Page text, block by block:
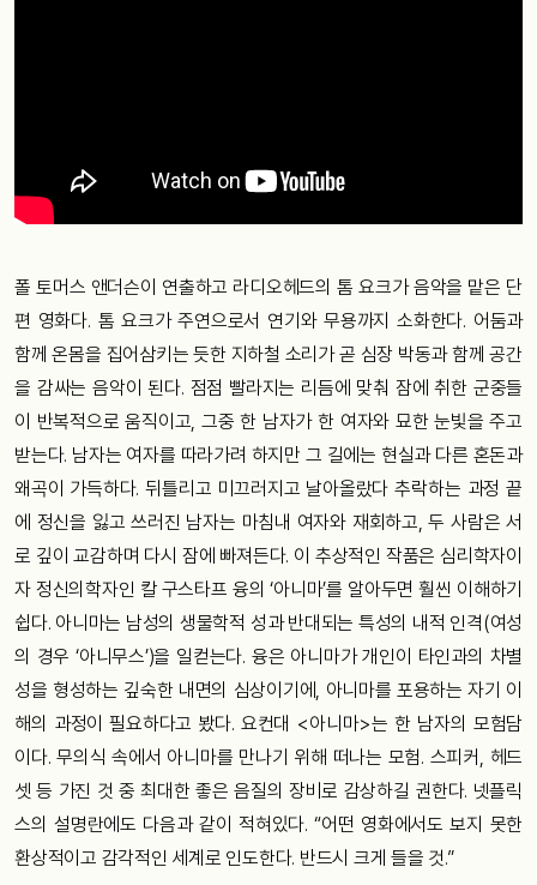
폴 토머스 앤더슨이 연출하고 라디오헤드의 톰 요크가 음악을 맡은 단
편 영화다. 톰 요크가 주연으로서 연기와 무용까지 소화한다. 어둠과
함께 온몸을 집어삼키는 듯한 지하철 소리가 곧 심장 박동과 함께 공간
을 감싸는 음악이 된다. 점점 빨라지는 리듬에 맞춰 잠에 취한 군중들
이 반복적으로 움직이고, 그중 한 남자가 한 여자와 묘한 눈빛을 주고
받는다. 남자는 여자를 따라가려 하지만 그 길에는 현실과 다른 혼돈과
왜곡이 가득하다. 뒤틀리고 미끄러지고 날아올랐다 추락하는 과정 끝
에 정신을 잃고 쓰러진 남자는 마침내 여자와 재회하고, 두 사람은 서
로 깊이 교감하며 다시 잠에 빠져든다. 이 추상적인 작품은 심리학자이
자 정신의학자인 칼 구스타프 융의 ‘아니마’를 알아두면 훨씬 이해하기
쉽다. 아니마는 남성의 생물학적 성과 반대되는 특성의 내적 인격(여성
의 경우 ‘아니무스’)을 일컫는다. 융은 아니마가 개인이 타인과의 차별
성을 형성하는 깊숙한 내면의 심상이기에, 아니마를 포용하는 자기 이
해의 과정이 필요하다고 봤다. 요컨대 <아니마>는 한 남자의 모험담
이다. 무의식 속에서 아니마를 만나기 위해 떠나는 모험. 스피커, 헤드
셋 등 가진 것 중 최대한 좋은 음질의 장비로 감상하길 권한다. 넷플릭
스의 설명란에도 다음과 같이 적혀있다. “어떤 영화에서도 보지 못한
환상적이고 감각적인 세계로 인도한다. 반드시 크게 들을 것.”